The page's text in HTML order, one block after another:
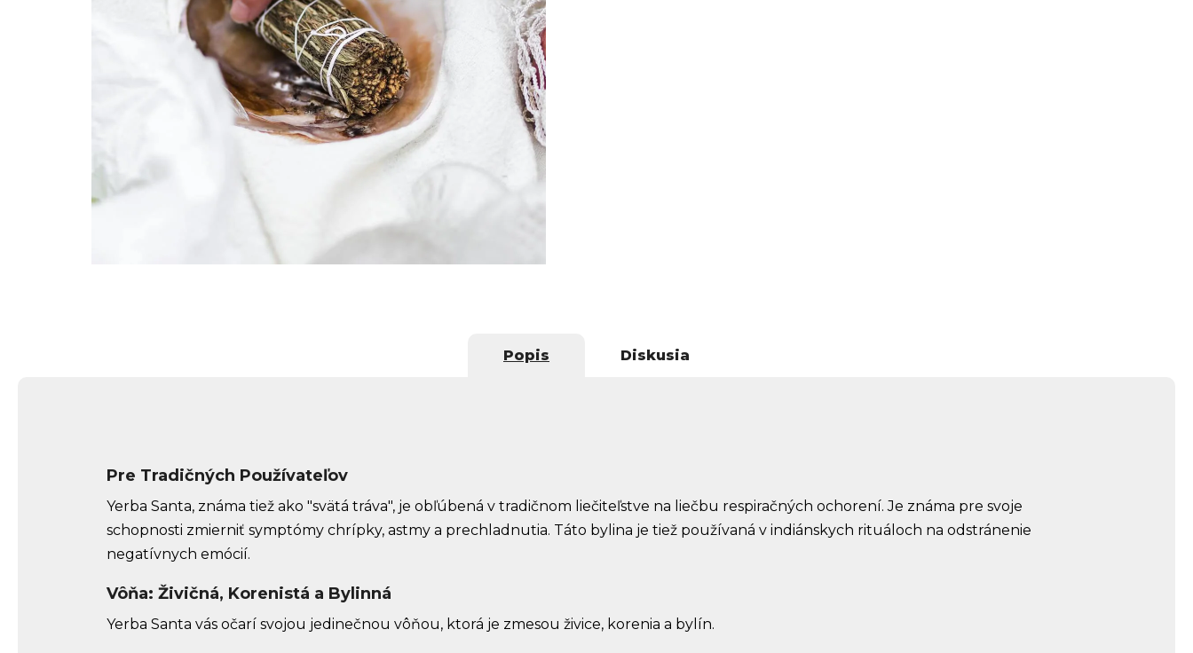
Popis Diskusia
Pre Tradičných Používateľov
Yerba Santa, známa tiež ako "svätá tráva", je obľúbená v tradičnom liečiteľstve na liečbu respiračných ochorení. Je známa pre svoje
schopnosti zmierniť symptómy chrípky, astmy a prechladnutia. Táto bylina je tiež používaná v indiánskych rituáloch na odstránenie
negatívnych emócií.
Vôňa: Živičná, Korenistá a Bylinná
Yerba Santa vás očarí svojou jedinečnou vôňou, ktorá je zmesou živice, korenia a bylín.